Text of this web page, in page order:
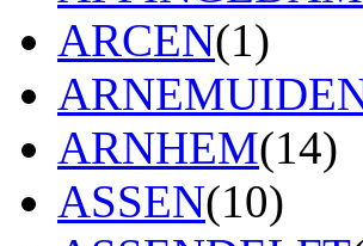
ARCEN(1)
ARNHEM(14)
ASSEN(10)